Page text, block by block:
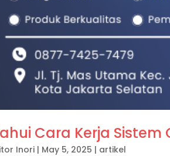
Cara Kerja
Inori | May 5, 2025 | artikel